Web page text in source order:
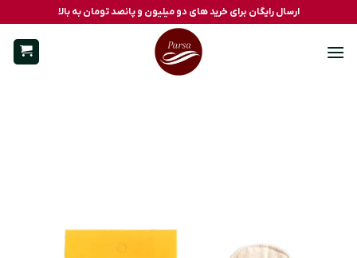
to
content
ارسال رایگان برای خرید های دو میلیون و پانصد تومان به بالا